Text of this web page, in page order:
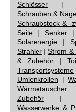
Schlösser |
Schrauben &
Schraubstock & -
Seile | Senker|
Solarenergie |
Strahler |Strom &
& Zubehör |
Transportsysteme
Umlenkrollen |
Wärmetauscher
Zubehör |
Wasserwerke &